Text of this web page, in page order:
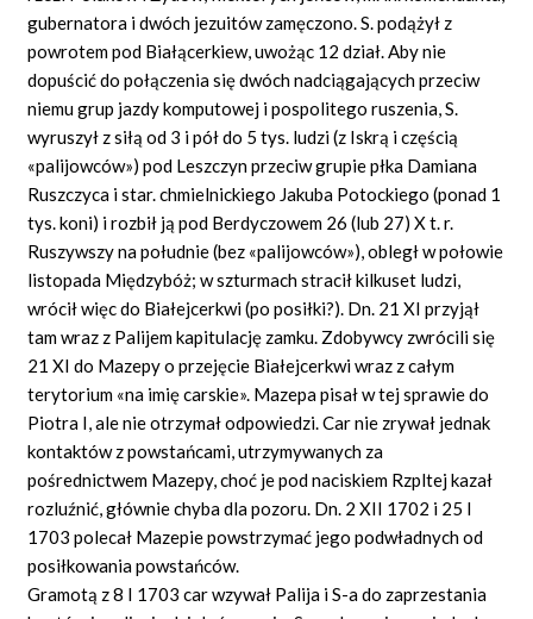
gubernatora i dwóch jezuitów zamęczono. S. podążył z
powrotem pod Białącerkiew, uwożąc 12 dział. Aby nie
dopuścić do połączenia się dwóch nadciągających przeciw
niemu grup jazdy komputowej i pospolitego ruszenia, S.
wyruszył z siłą od 3 i pół do 5 tys. ludzi (z Iskrą i częścią
«palijowców») pod Leszczyn przeciw grupie płka Damiana
Ruszczyca i star. chmielnickiego Jakuba Potockiego (ponad 1
tys. koni) i rozbił ją pod Berdyczowem 26 (lub 27) X t. r.
Ruszywszy na południe (bez «palijowców»), obległ w połowie
listopada Międzybóż; w szturmach stracił kilkuset ludzi,
wrócił więc do Białejcerkwi (po posiłki?). Dn. 21 XI przyjął
tam wraz z Palijem kapitulację zamku. Zdobywcy zwrócili się
21 XI do Mazepy o przejęcie Białejcerkwi wraz z całym
terytorium «na imię carskie». Mazepa pisał w tej sprawie do
Piotra I, ale nie otrzymał odpowiedzi. Car nie zrywał jednak
kontaktów z powstańcami, utrzymywanych za
pośrednictwem Mazepy, choć je pod naciskiem Rzpltej kazał
rozluźnić, głównie chyba dla pozoru. Dn. 2 XII 1702 i 25 I
1703 polecał Mazepie powstrzymać jego podwładnych od
posiłkowania powstańców.
Gramotą z 8 I 1703 car wzywał Palija i S-a do zaprzestania